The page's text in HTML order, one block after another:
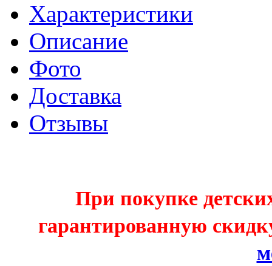
Характеристики
Описание
Фото
Доставка
Отзывы
При покупке
гарантированную